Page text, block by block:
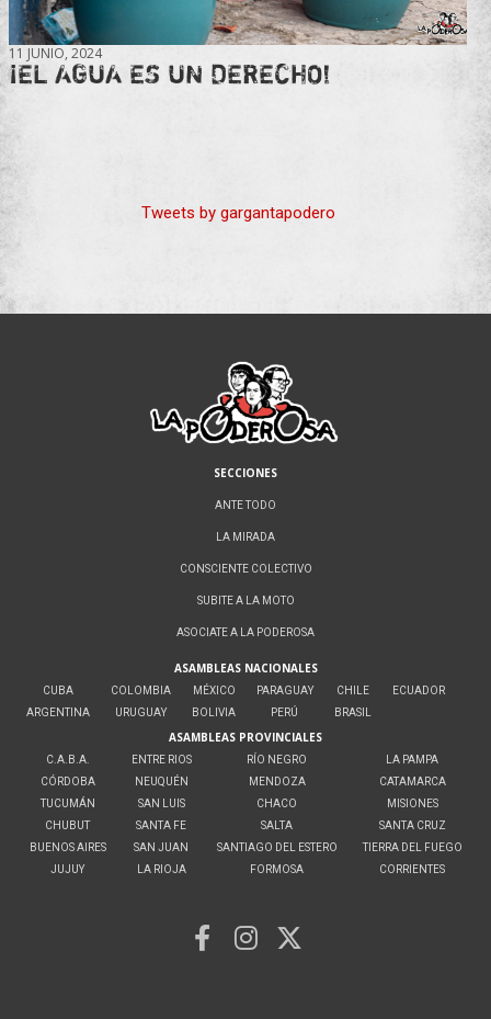
11 JUNIO, 2024
¡EL AGUA ES UN DERECHO!
Tweets by gargantapodero
SECCIONES
ANTE TODO
LA MIRADA
CONSCIENTE COLECTIVO
SUBITE A LA MOTO
ASOCIATE A LA PODEROSA
ASAMBLEAS NACIONALES
CUBA
ARGENTINA
COLOMBIA
URUGUAY
MÉXICO
BOLIVIA
PARAGUAY
PERÚ
CHILE
BRASIL
ECUADOR
ASAMBLEAS PROVINCIALES
C.A.B.A.
CÓRDOBA
TUCUMÁN
CHUBUT
BUENOS AIRES
JUJUY
ENTRE RIOS
NEUQUÉN
SAN LUIS
SANTA FE
SAN JUAN
LA RIOJA
RÍO NEGRO
MENDOZA
CHACO
SALTA
SANTIAGO DEL ESTERO
FORMOSA
LA PAMPA
CATAMARCA
MISIONES
SANTA CRUZ
TIERRA DEL FUEGO
CORRIENTES